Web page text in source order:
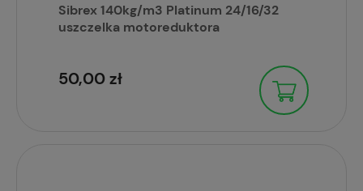
Sibrex 140kg/m3 Platinum 24/16/32
uszczelka motoreduktora
50,00 zł